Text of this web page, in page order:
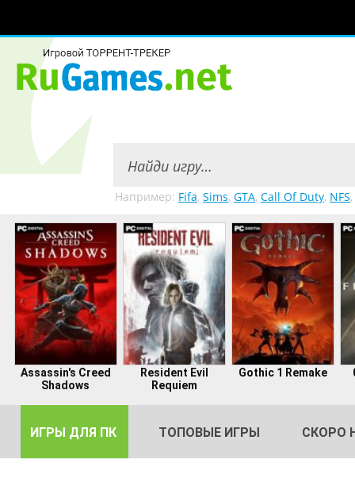
Например: Fifa, Sims, GTA, Call Of Duty, NFS,
Assassin's Creed
Shadows
Resident Evil
Requiem
Gothic 1 Remake
ИГРЫ ДЛЯ ПК ТОПОВЫЕ ИГРЫ СКОРО